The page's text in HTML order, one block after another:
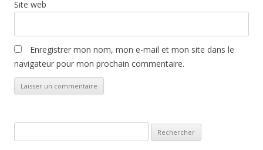
Site web
Enregistrer mon nom, mon e-mail et mon site dans le
navigateur pour mon prochain commentaire.